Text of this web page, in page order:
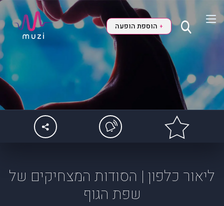
+ הוספת הופעה
ליאור כלפון | הסודות המצחיקים של
שפת הגוף